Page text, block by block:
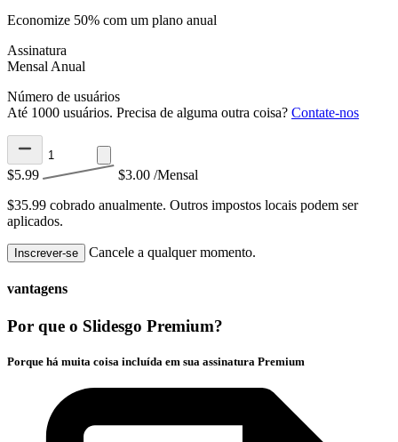
Economize 50% com um plano anual
Assinatura
Mensal Anual
Número de usuários
Até 1000 usuários. Precisa de alguma outra coisa? Contate-nos
$5.99 $3.00 /Mensal
$35.99 cobrado anualmente. Outros impostos locais podem ser
aplicados.
Inscrever-se Cancele a qualquer momento.
vantagens
Por que o Slidesgo Premium?
Porque há muita coisa incluída em sua assinatura Premium